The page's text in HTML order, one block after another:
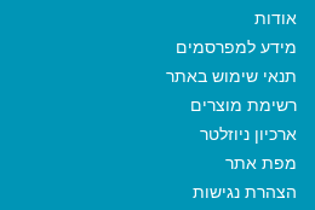
אודות
מידע למפרסמים
תנאי שימוש באתר
רשימת מוצרים
ארכיון ניוזלטר
מפת אתר
הצהרת נגישות